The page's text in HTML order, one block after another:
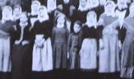
Tillitsvalgtrollen
Vekst og verving
Hei tillitsvalgt
Driftstilskudd